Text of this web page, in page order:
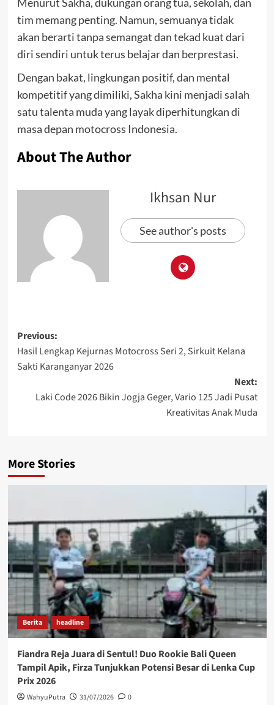
tim memang penting. Namun, semuanya tidak
akan berarti tanpa semangat dan tekad kuat dari
diri sendiri untuk terus belajar dan berprestasi.
Dengan bakat, lingkungan positif, dan mental
kompetitif yang dimiliki, Sakha kini menjadi salah
satu talenta muda yang layak diperhitungkan di
masa depan motocross Indonesia.
About The Author
Ikhsan Nur
See author's posts
Previous:
Hasil Lengkap Kejurnas Motocross Seri 2, Sirkuit Kelana
Sakti Karanganyar 2026
Next:
Laki Code 2026 Bikin Jogja Geger, Vario 125 Jadi Pusat
Kreativitas Anak Muda
More Stories
Berita headline
Fiandra Reja Juara di Sentul! Duo Rookie Bali Queen
Tampil Apik, Firza Tunjukkan Potensi Besar di Lenka Cup
Prix 2026
WahyuPutra 31/07/2026 0